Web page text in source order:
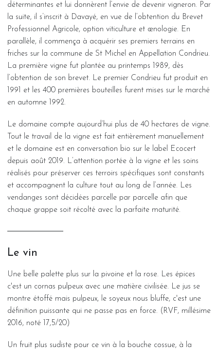
déterminantes et lui donnèrent l’envie de devenir vigneron. Par
la suite, il s’inscrit à Davayé, en vue de l’obtention du Brevet
Professionnel Agricole, option viticulture et œnologie. En
parallèle, il commença à acquérir ses premiers terrains en
friches sur la commune de St Michel en Appellation Condrieu.
La première vigne fut plantée au printemps 1989, dès
l’obtention de son brevet. Le premier Condrieu fut produit en
1991 et les 400 premières bouteilles furent mises sur le marché
en automne 1992.
Le domaine compte aujourd’hui plus de 40 hectares de vigne.
Tout le travail de la vigne est fait entièrement manuellement
et le domaine est en conversation bio sur le label Ecocert
depuis août 2019. L’attention portée à la vigne et les soins
réalisés pour préserver ces terroirs spécifiques sont constants
et accompagnent la culture tout au long de l’année. Les
vendanges sont décidées parcelle par parcelle afin que
chaque grappe soit récolté avec la parfaite maturité.
Le vin
Une belle palette plus sur la pivoine et la rose. Les épices
c'est un cornas pulpeux avec une matière civilisée. Le jus se
montre étoffé mais pulpeux, le soyeux nous bluffe, c'est une
définition puissante qui ne passe pas en force. (RVF, millésime
2016, noté 17,5/20)
Un fruit plus sudiste pour ce vin à la bouche cossue, à la